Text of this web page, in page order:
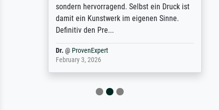
sondern hervorragend. Selbst ein Druck ist
damit ein Kunstwerk im eigenen Sinne.
Definitiv den Pre...
@ProvenExpert
February 3, 2026